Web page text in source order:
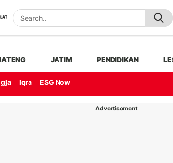
JATIM PENDIDIKAN
iqra ESG Now
Advertisement